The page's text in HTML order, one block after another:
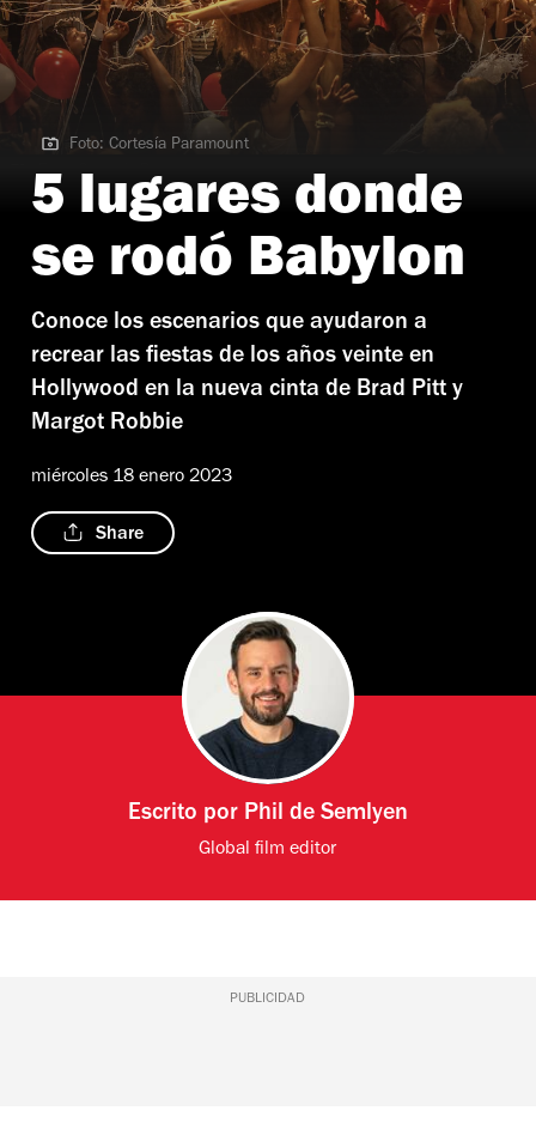
Foto: Cortesía Paramount
Foto: Cortesía Paramount
5 lugares donde
se rodó Babylon
Conoce los escenarios que ayudaron a
recrear las fiestas de los años veinte en
Hollywood en la nueva cinta de Brad Pitt y
Margot Robbie
miércoles 18 enero 2023
Share
Escrito por Phil de Semlyen
Global film editor
PUBLICIDAD